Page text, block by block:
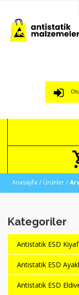
Anasayfa Ürünler
Kategoriler
Antistatik ESD
Antistatik ESD
Antistatik ESD